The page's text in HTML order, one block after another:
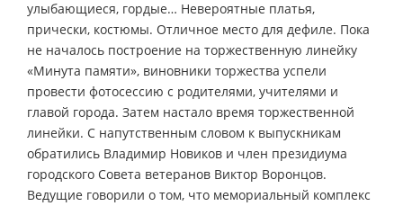
улыбающиеся, гордые… Невероятные платья,
прически, костюмы. Отличное место для дефиле. Пока
не началось построение на торжественную линейку
«Минута памяти», виновники торжества успели
провести фотосессию с родителями, учителями и
главой города. Затем настало время торжественной
линейки. С напутственным словом к выпускникам
обратились Владимир Новиков и член президиума
городского Совета ветеранов Виктор Воронцов.
Ведущие говорили о том, что мемориальный комплекс